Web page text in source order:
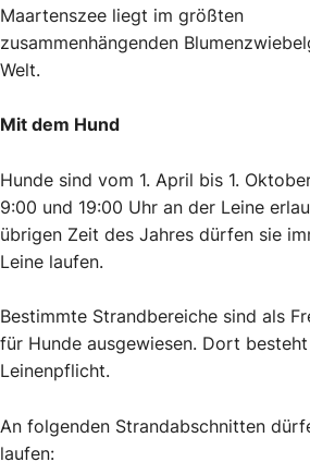
Maartenszee liegt im größten
zusammenhängenden
Welt.
Mit dem Hund
Hunde sind vom 1. April bis 1.
9:00 und 19:00 Uhr an der Leine
übrigen Zeit des Jahres dürfen sie
Leine laufen.
Bestimmte Strandbereiche sind als
für Hunde ausgewiesen. Dort
Leinenpflicht.
An folgenden Strandabschnitten
laufen: